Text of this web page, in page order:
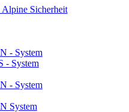
Sicherheit
- System
- System
- System
System